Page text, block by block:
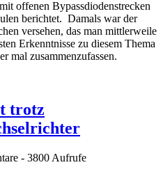
offenen Bypassdiodenstrecken
berichtet. Damals war der
versehen, das man mittlerweile
Erkenntnisse zu diesem Thema
mal zusammenzufassen.
trotz
- 3800 Aufrufe